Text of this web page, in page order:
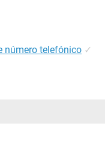
número telefónico ✓